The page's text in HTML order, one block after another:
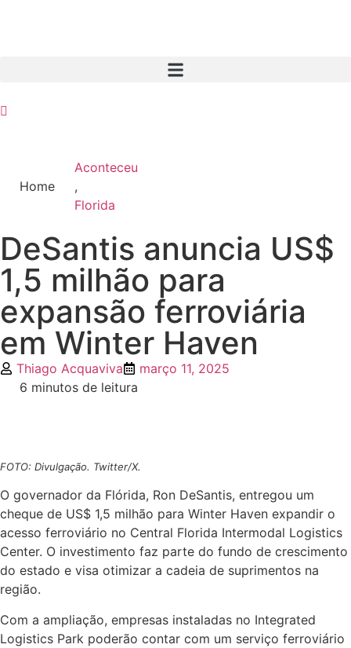
Home
Aconteceu
,
Florida
DeSantis anuncia US$
1,5 milhão para
expansão ferroviária
em Winter Haven
Thiago Acquaviva
março 11, 2025
6 minutos de leitura
FOTO: Divulgação. Twitter/X.
O governador da Flórida, Ron DeSantis, entregou um
cheque de US$ 1,5 milhão para Winter Haven expandir o
acesso ferroviário no Central Florida Intermodal Logistics
Center. O investimento faz parte do fundo de crescimento
do estado e visa otimizar a cadeia de suprimentos na
região.
Com a ampliação, empresas instaladas no Integrated
Logistics Park poderão contar com um serviço ferroviário